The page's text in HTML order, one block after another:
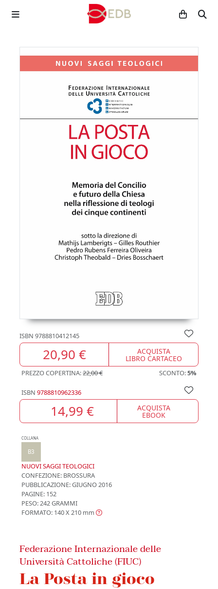
ISBN 9788810412145
20,90 € ACQUISTA
LIBRO CARTACEO
PREZZO COPERTINA:22,00 € SCONTO:5%
ISBN 9788810962336
14,99 € ACQUISTA
EBOOK
COLLANA
B3
NUOVI SAGGI TEOLOGICI
CONFEZIONE: BROSSURA
PUBBLICAZIONE:GIUGNO 2016
PAGINE: 152
PESO: 242 GRAMMI
FORMATO: 140 X 210 mm
Federazione Internazionale delle
Università Cattoliche (FIUC)
La Posta in gioco